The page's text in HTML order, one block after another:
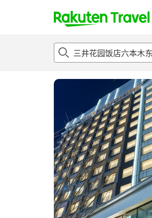
t
p
a
s
e
a
r
c
h
概况 客房及住宿套餐评论亮点